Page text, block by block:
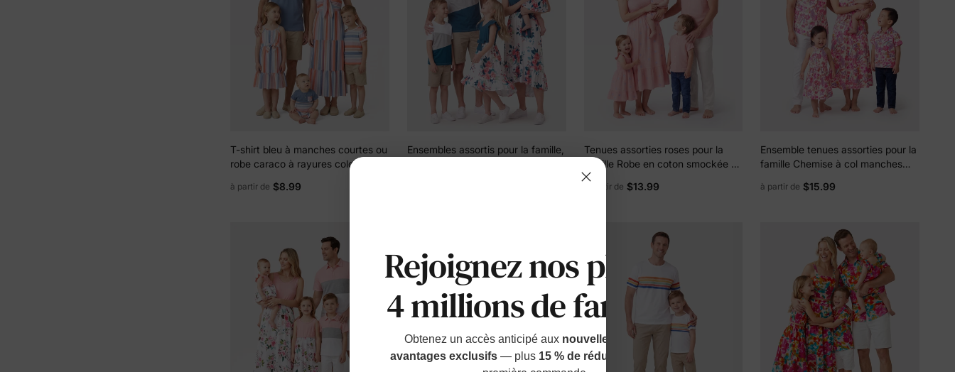
T-shirt bleu à manches courtes ou
robe caraco à rayures colorées
à partir de $8.99
Ensembles assortis pour la famille,
Tenues assorties roses pour la
famille Robe en coton smockée à
fleurs avec lien au dos pour
maman et fille, chemises unies
à partir de $13.99
Ensemble tenues assorties pour la
famille Chemise à col manches
robe dos nu ceinturée pour
à partir de $15.99
Rejoignez nos plus de
4 millions de familles
Obtenez un accès anticipé aux nouvelles sorties et
avantages exclusifs— plus 15 % de réduction
sur votre